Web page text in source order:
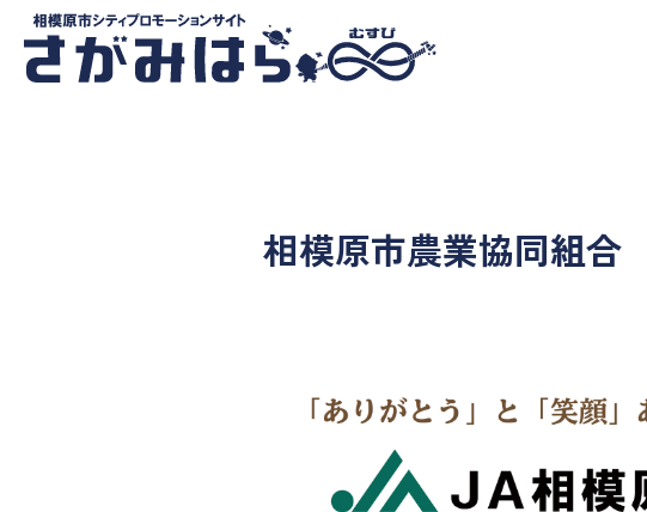
相模原市農業協同組合